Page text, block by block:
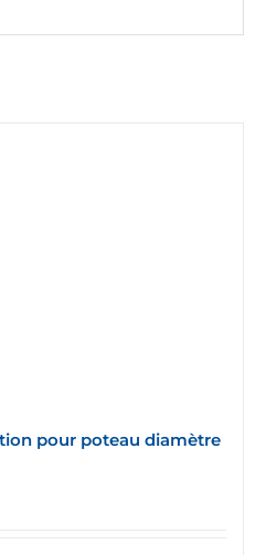
pour poteau diamètre